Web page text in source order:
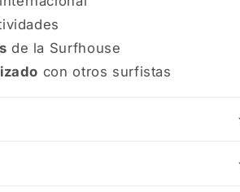
de la Surfhouse
con otros surfistas